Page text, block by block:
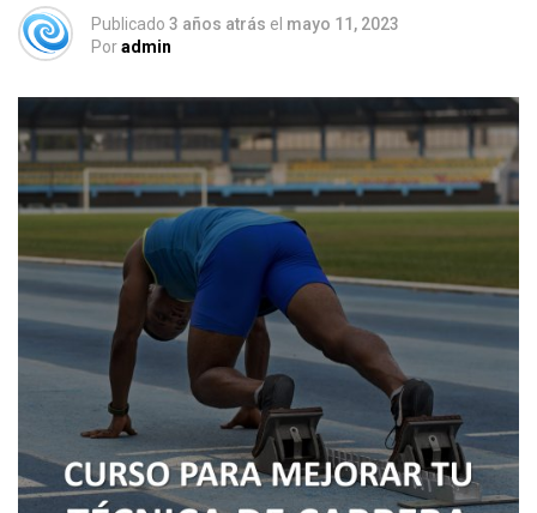
Publicado 3 años atrás el mayo 11, 2023
Poradmin